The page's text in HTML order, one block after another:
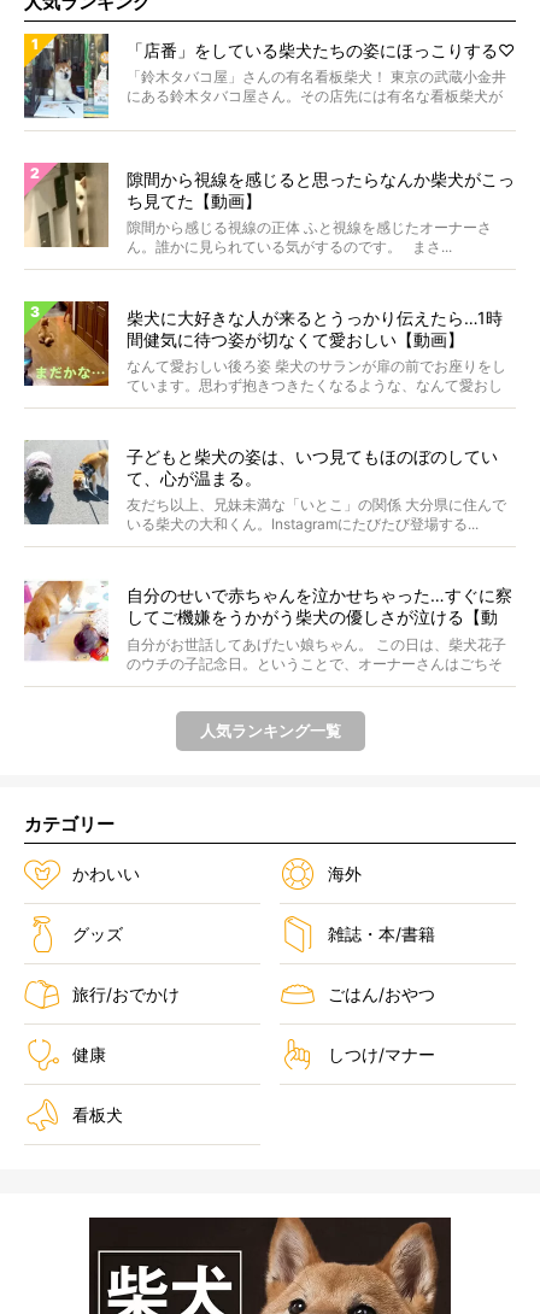
「店番」をしている柴犬たちの姿にほっこりする♡
「鈴木タバコ屋」さんの有名看板柴犬！ 東京の武蔵小金井
にある鈴木タバコ屋さん。その店先には有名な看板柴犬が
隙間から視線を感じると思ったらなんか柴犬がこっ
ち見てた【動画】
隙間から感じる視線の正体 ふと視線を感じたオーナーさ
ん。誰かに見られている気がするのです。 まさ...
柴犬に大好きな人が来るとうっかり伝えたら…1時
間健気に待つ姿が切なくて愛おしい【動画】
なんて愛おしい後ろ姿 柴犬のサランが扉の前でお座りをし
ています。思わず抱きつきたくなるような、なんて愛おし
い背...
子どもと柴犬の姿は、いつ見てもほのぼのしてい
て、心が温まる。
友だち以上、兄妹未満な「いとこ」の関係 大分県に住んで
いる柴犬の大和くん。Instagramにたびたび登場する...
自分のせいで赤ちゃんを泣かせちゃった…すぐに察
してご機嫌をうかがう柴犬の優しさが泣ける【動
画】
自分がお世話してあげたい娘ちゃん。 この日は、柴犬花子
のウチの子記念日。ということで、オーナーさんはごちそ
うを...
人気ランキング一覧
カテゴリー
かわいい 海外
グッズ 雑誌・本/書籍
旅行/おでかけ ごはん/おやつ
健康 しつけ/マナー
看板犬